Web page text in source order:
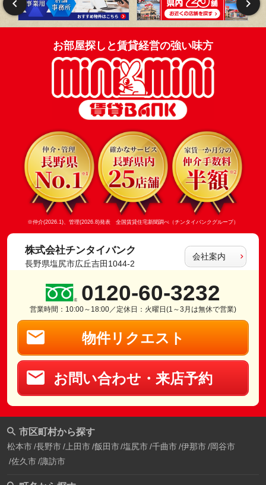
お部屋探しと賃貸経営の強い味方
※仲介(2026.1)、管理(2026.8)発表 全国賃貸住宅新聞調べ（チンタイバンクグループ）
株式会社チンタイバンク
長野県塩尻市広丘吉田1044-2
会社案内
0120-60-3232
営業時間：10:00～18:00／定休日：火曜日(1～3月は無休で営業)
物件リクエスト
お問い合わせ・来店予約
市区町村から探す
松本市 長野市 上田市 飯田市 塩尻市 千曲市 伊那市 岡谷市
佐久市 諏訪市